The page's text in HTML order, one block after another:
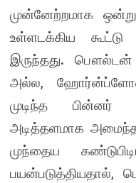
முன்னேற்றமாக
உள்ளடக்கிய
இருந்தது. பௌல்டன்
அல்ல,
முடிந்த பின்னர்
அடித்தளமாக
முந்தைய